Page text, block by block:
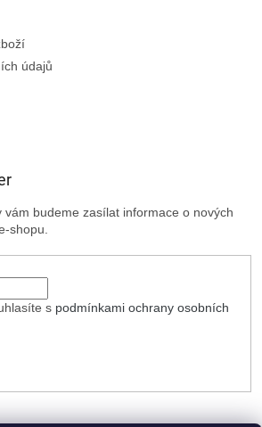
údajů
vám budeme zasílat informace o nových
shopu.
s podmínkami ochrany osobních